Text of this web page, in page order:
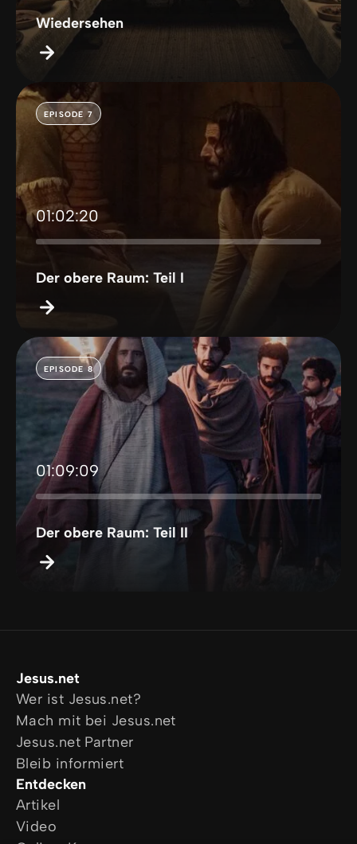
Wiedersehen
EPISODE 7
01:02:20
Der obere Raum: Teil I
EPISODE 8
01:09:09
Der obere Raum: Teil II
Jesus.net
Wer ist Jesus.net?
Mach mit bei Jesus.net
Jesus.net Partner
Bleib informiert
Entdecken
Artikel
Video